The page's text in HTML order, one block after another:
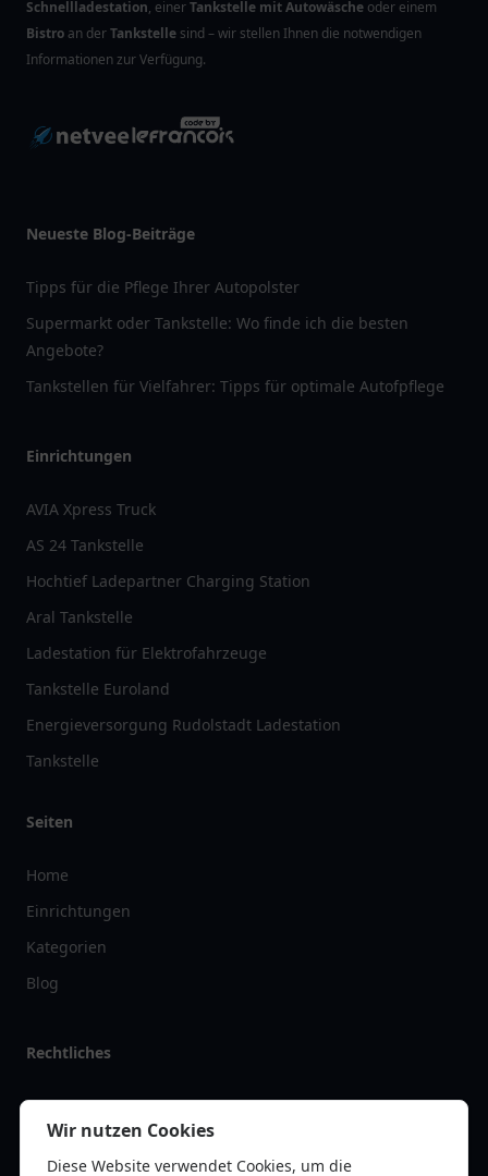
Schnellladestation, einerTankstelle mit Autowäsche oder einem
Bistro an derTankstelle sind – wir stellen Ihnen die notwendigen
Informationen zur Verfügung.
Neueste Blog-Beiträge
Tipps für die Pflege Ihrer Autopolster
Supermarkt oder Tankstelle: Wo finde ich die besten
Angebote?
Tankstellen für Vielfahrer: Tipps für optimale Autofpflege
Einrichtungen
AVIA Xpress Truck
AS 24 Tankstelle
Hochtief Ladepartner Charging Station
Aral Tankstelle
Ladestation für Elektrofahrzeuge
Tankstelle Euroland
Energieversorgung Rudolstadt Ladestation
Tankstelle
Seiten
Home
Einrichtungen
Kategorien
Blog
Rechtliches
Impressum
Datenschutz
Wir nutzen Cookies
Diese Website verwendet Cookies, um die